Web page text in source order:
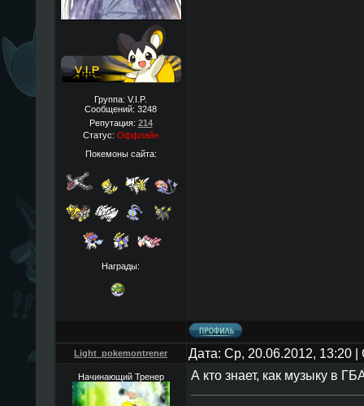
Группа: V.I.P.
Сообщений: 3248
Репутация: 214
Статус: Оффлайн
Покемоны сайта:
Награды:
Light_pokemontrener Дата: Ср, 20.06.2012, 13:20
Начинающий Тренер А кто знает, как музыку в